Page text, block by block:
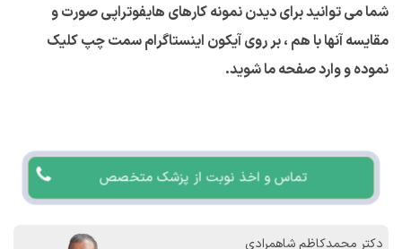
شما می توانید برای دیدن نمونه کارهای هایفوتراپی صورت و
مقایسه آنها با هم ، بر روی آیکون اینستاگرام سمت چپ کلیک
نموده و وارد صفحه ما شوید.
تماس و اخذ نوبت از پزشک متخصص
دکتر محمدکاظم شاهمرادی